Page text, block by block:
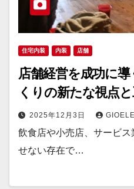
住宅内装 内装 店舗
店舗経営を成功に
くりの新たな視点
2025年12月3日 GIOELE
飲食店や小売店、サービ
せない存在で…